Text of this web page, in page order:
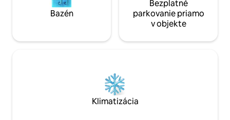
Bazén
Bezplatné
parkovanie priamo
v objekte
Klimatizácia